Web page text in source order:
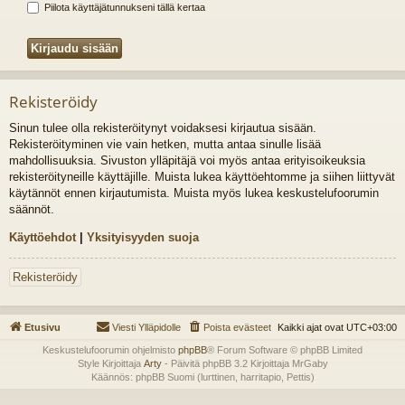
Piilota käyttäjätunnukseni tällä kertaa
Rekisteröidy
Sinun tulee olla rekisteröitynyt voidaksesi kirjautua sisään.
Rekisteröityminen vie vain hetken, mutta antaa sinulle lisää
mahdollisuuksia. Sivuston ylläpitäjä voi myös antaa erityisoikeuksia
rekisteröityneille käyttäjille. Muista lukea käyttöehtomme ja siihen liittyvät
käytännöt ennen kirjautumista. Muista myös lukea keskustelufoorumin
säännöt.
Käyttöehdot | Yksityisyyden suoja
Rekisteröidy
Etusivu Kaikki ajat ovat UTC+03:00
Poista evästeet
Viesti Ylläpidolle
Keskustelufoorumin ohjelmisto phpBB® Forum Software © phpBB Limited
Style Kirjoittaja Arty- Päivitä phpBB 3.2 Kirjoittaja MrGaby
Käännös: phpBB Suomi (lurttinen, harritapio, Pettis)